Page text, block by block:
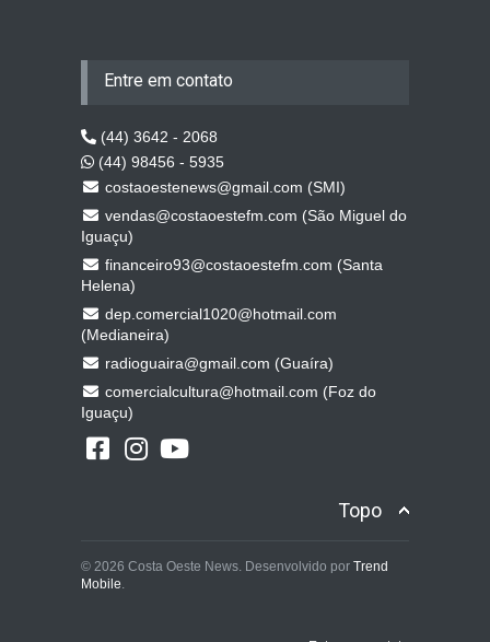
Entre em contato
(44) 3642 - 2068
(44) 98456 - 5935
costaoestenews@gmail.com (SMI)
vendas@costaoestefm.com (São Miguel do
Iguaçu)
financeiro93@costaoestefm.com (Santa
Helena)
dep.comercial1020@hotmail.com
(Medianeira)
radioguaira@gmail.com (Guaíra)
comercialcultura@hotmail.com (Foz do
Iguaçu)
Topo
© 2026 Costa Oeste News. Desenvolvido por Trend
Mobile.